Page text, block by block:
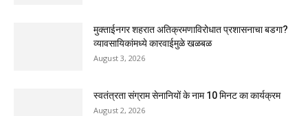
मुक्ताईनगर शहरात अतिक्रमणाविरोधात प्रशासनाचा बडगा?
व्यावसायिकांमध्ये कारवाईमुळे खळबळ
August 3, 2026
स्वतंत्रता संग्राम सेनानियों के नाम 10 मिनट का कार्यक्रम
August 2, 2026